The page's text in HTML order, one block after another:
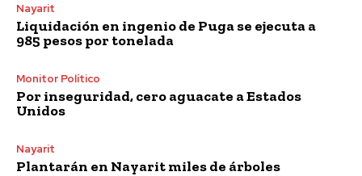
Nayarit
Liquidación en ingenio de Puga se ejecuta a
985 pesos por tonelada
Monitor Político
Por inseguridad, cero aguacate a Estados
Unidos
Nayarit
Plantarán en Nayarit miles de árboles